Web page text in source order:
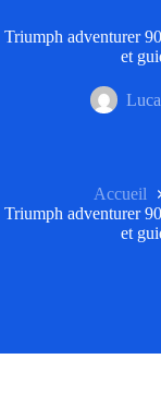
Triumph adventurer
et
Accueil
Triumph adventurer
et